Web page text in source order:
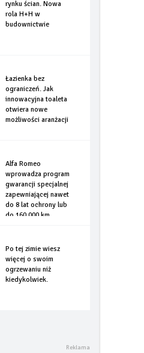
20 lat transformacji
rynku ścian. Nowa
rola H+H w
Łazienka bez
ograniczeń. Jak
innowacyjna toaleta
otwiera nowe
Alfa Romeo
wprowadza program
gwarancji specjalnej
zapewniającej nawet
do 8 lat ochrony lub
Po tej zimie wiesz
więcej o swoim
ogrzewaniu niż